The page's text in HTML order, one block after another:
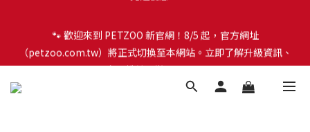
（petzoo.com.tw）將正式切換至本網站。立即了解升級資訊、
會員權益及常見問題 ＞
（petzoo.com.tw）將正式切換至本網站。立即了解升級資訊、
會員權益及常見問題 ＞
✨【新朋友見面禮】現在註冊即領 $100 購物金！全館滿 $1,500 享